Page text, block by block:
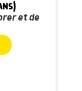
et de